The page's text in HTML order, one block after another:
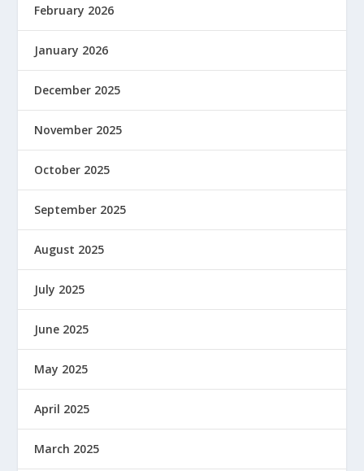
February 2026
January 2026
December 2025
November 2025
October 2025
September 2025
August 2025
July 2025
June 2025
May 2025
April 2025
March 2025